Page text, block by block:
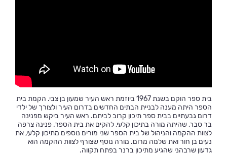
בית ספר הוקם בשנת 1967 ביוזמת ראש העיר שמעון בן צבי. הקמת בית
הספר היתה מענה לבניית הבתים החדשים בדרום העיר ולצורך של ילדי
דרום גבעתיים בבית ספר תיכון קרוב לביתם. ראש העיר ביקש מפנינה
בר סבר, שהיתה מורה בתיכון קלעי, להקים את בית הספר. פנינה צרפה
לצוות ההקמה והניהול של בית הספר שני מורים נוספים מתיכון קלעי, את
נעים בן חור ואת שלמה מרום. מורה נוסף שצורף לצוות ההקמה הוא
גדעון שרבהני שהגיע מתיכון ברנר בפתח תקווה.